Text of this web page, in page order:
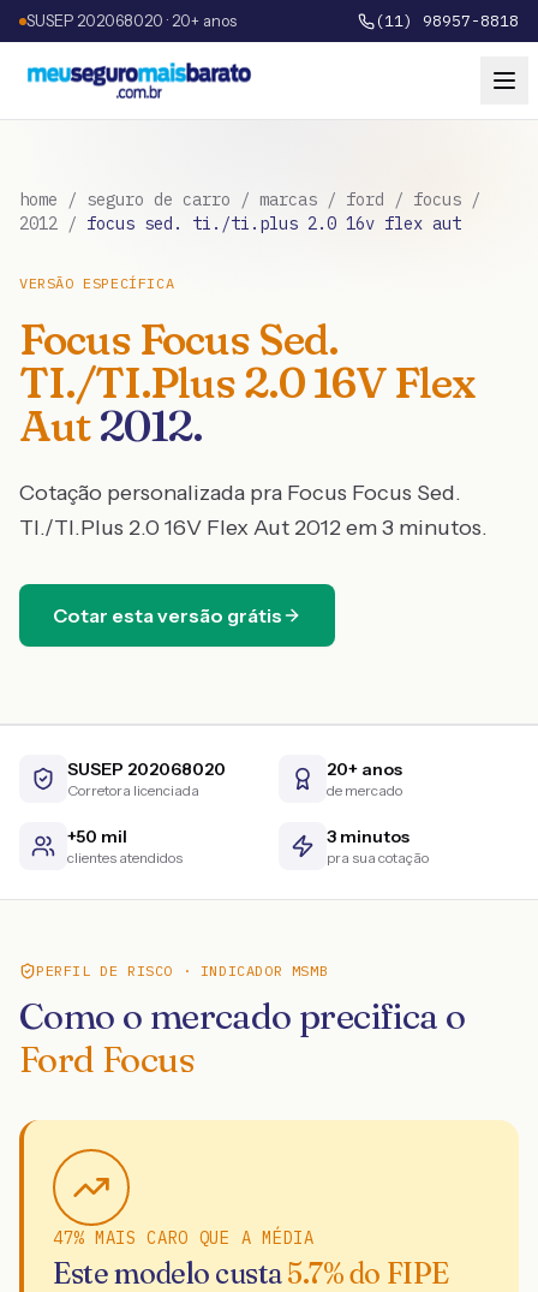
SUSEP 202068020 · 20+ anos (11) 98957-8818
home / seguro de carro / marcas / ford / focus /
2012 / focus sed. ti./ti.plus 2.0 16v flex aut
VERSÃO ESPECÍFICA
Focus Focus Sed.
TI./TI.Plus 2.0 16V Flex
Aut 2012.
Cotação personalizada pra Focus Focus Sed.
TI./TI.Plus 2.0 16V Flex Aut 2012em 3 minutos.
Cotar esta versão grátis
SUSEP 202068020
Corretora licenciada
20+ anos
de mercado
+50 mil
clientes atendidos
3 minutos
pra sua cotação
PERFIL DE RISCO · INDICADOR MSMB
Como o mercado precifica o
Ford Focus
47% MAIS CARO QUE A MÉDIA
Este modelo custa5.7% do FIPE